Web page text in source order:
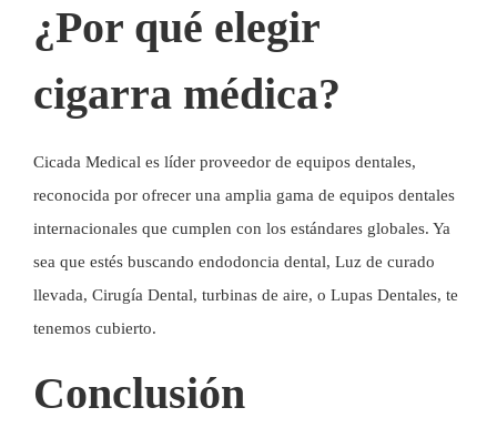
¿Por qué elegir
cigarra médica?
Cicada Medical es líder proveedor de equipos dentales,
reconocida por ofrecer una amplia gama de equipos dentales
internacionales que cumplen con los estándares globales. Ya
sea que estés buscando endodoncia dental, Luz de curado
llevada, Cirugía Dental, turbinas de aire, o Lupas Dentales, te
tenemos cubierto.
Conclusión